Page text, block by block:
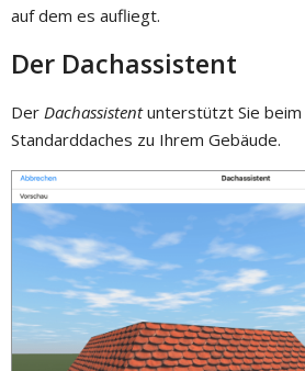
auf dem es aufliegt.
Der Dachassistent
Der Dachassistentunterstützt Sie beim
Standarddaches zu Ihrem Gebäude.